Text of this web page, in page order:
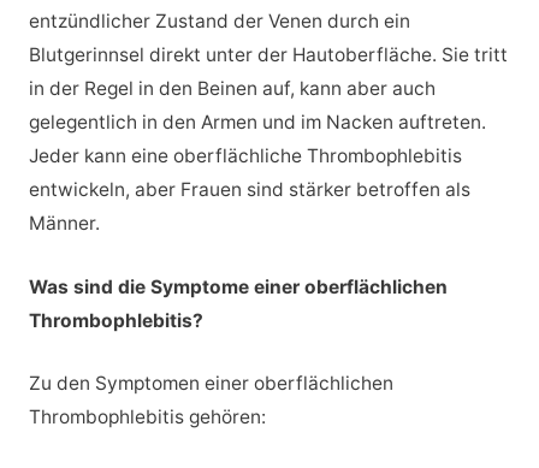
entzündlicher Zustand der Venen durch ein
Blutgerinnsel direkt unter der Hautoberfläche. Sie tritt
in der Regel in den Beinen auf, kann aber auch
gelegentlich in den Armen und im Nacken auftreten.
Jeder kann eine oberflächliche Thrombophlebitis
entwickeln, aber Frauen sind stärker betroffen als
Männer.
Was sind die Symptome einer oberflächlichen
Thrombophlebitis?
Zu den Symptomen einer oberflächlichen
Thrombophlebitis gehören: